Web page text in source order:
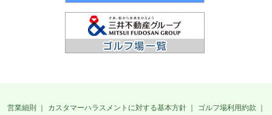
営業細則 カスタマーハラスメントに対する基本方針
ゴルフ場利用約款